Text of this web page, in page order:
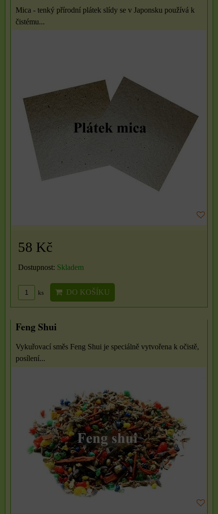
Mica - tenký přírodní plátek slídy se v Japonsku používá k
čistému...
58 Kč
Dostupnost: Skladem
ks DO KOŠÍKU
Feng Shui
Vykuřovací směs Feng Shui je speciálně vytvořena k očistě,
posílení...